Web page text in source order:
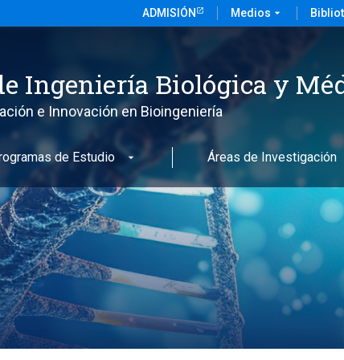
ADMISIÓN Medios arrow_drop_down
Ingeniería Biológica y
e Innovación en Bioingeniería
de Estudio Áreas de Investigación